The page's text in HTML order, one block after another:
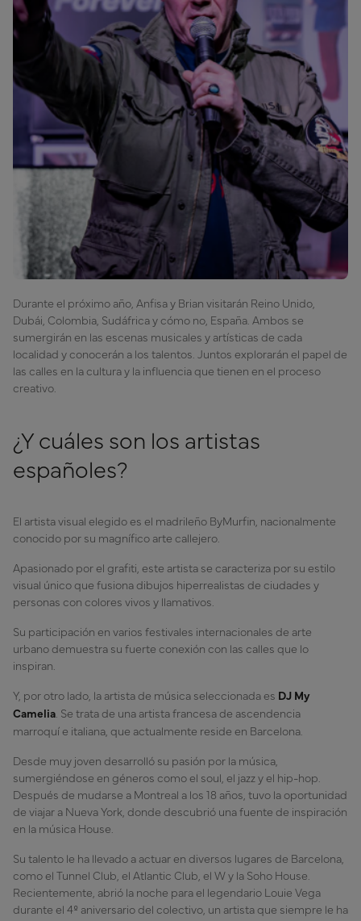
Durante el próximo año, Anfisa y Brian visitarán Reino Unido,
Dubái, Colombia, Sudáfrica y cómo no, España. Ambos se
sumergirán en las escenas musicales y artísticas de cada
localidad y conocerán a los talentos. Juntos explorarán el papel de
las calles en la cultura y la influencia que tienen en el proceso
creativo.
¿Y cuáles son los artistas
españoles?
El artista visual elegido es el madrileño ByMurfin, nacionalmente
conocido por su magnífico arte callejero.
Apasionado por el grafiti, este artista se caracteriza por su estilo
visual único que fusiona dibujos hiperrealistas de ciudades y
personas con colores vivos y llamativos.
Su participación en varios festivales internacionales de arte
urbano demuestra su fuerte conexión con las calles que lo
inspiran.
Y, por otro lado, la artista de música seleccionada es DJ My
Camelia . Se trata de una artista francesa de ascendencia
marroquí e italiana, que actualmente reside en Barcelona.
Desde muy joven desarrolló su pasión por la música,
sumergiéndose en géneros como el soul, el jazz y el hip-hop.
Después de mudarse a Montreal a los 18 años, tuvo la oportunidad
de viajar a Nueva York, donde descubrió una fuente de inspiración
en la música House.
Su talento le ha llevado a actuar en diversos lugares de Barcelona,
como el Tunnel Club, el Atlantic Club, el W y la Soho House.
Recientemente, abrió la noche para el legendario Louie Vega
durante el 4º aniversario del colectivo, un artista que siempre le ha